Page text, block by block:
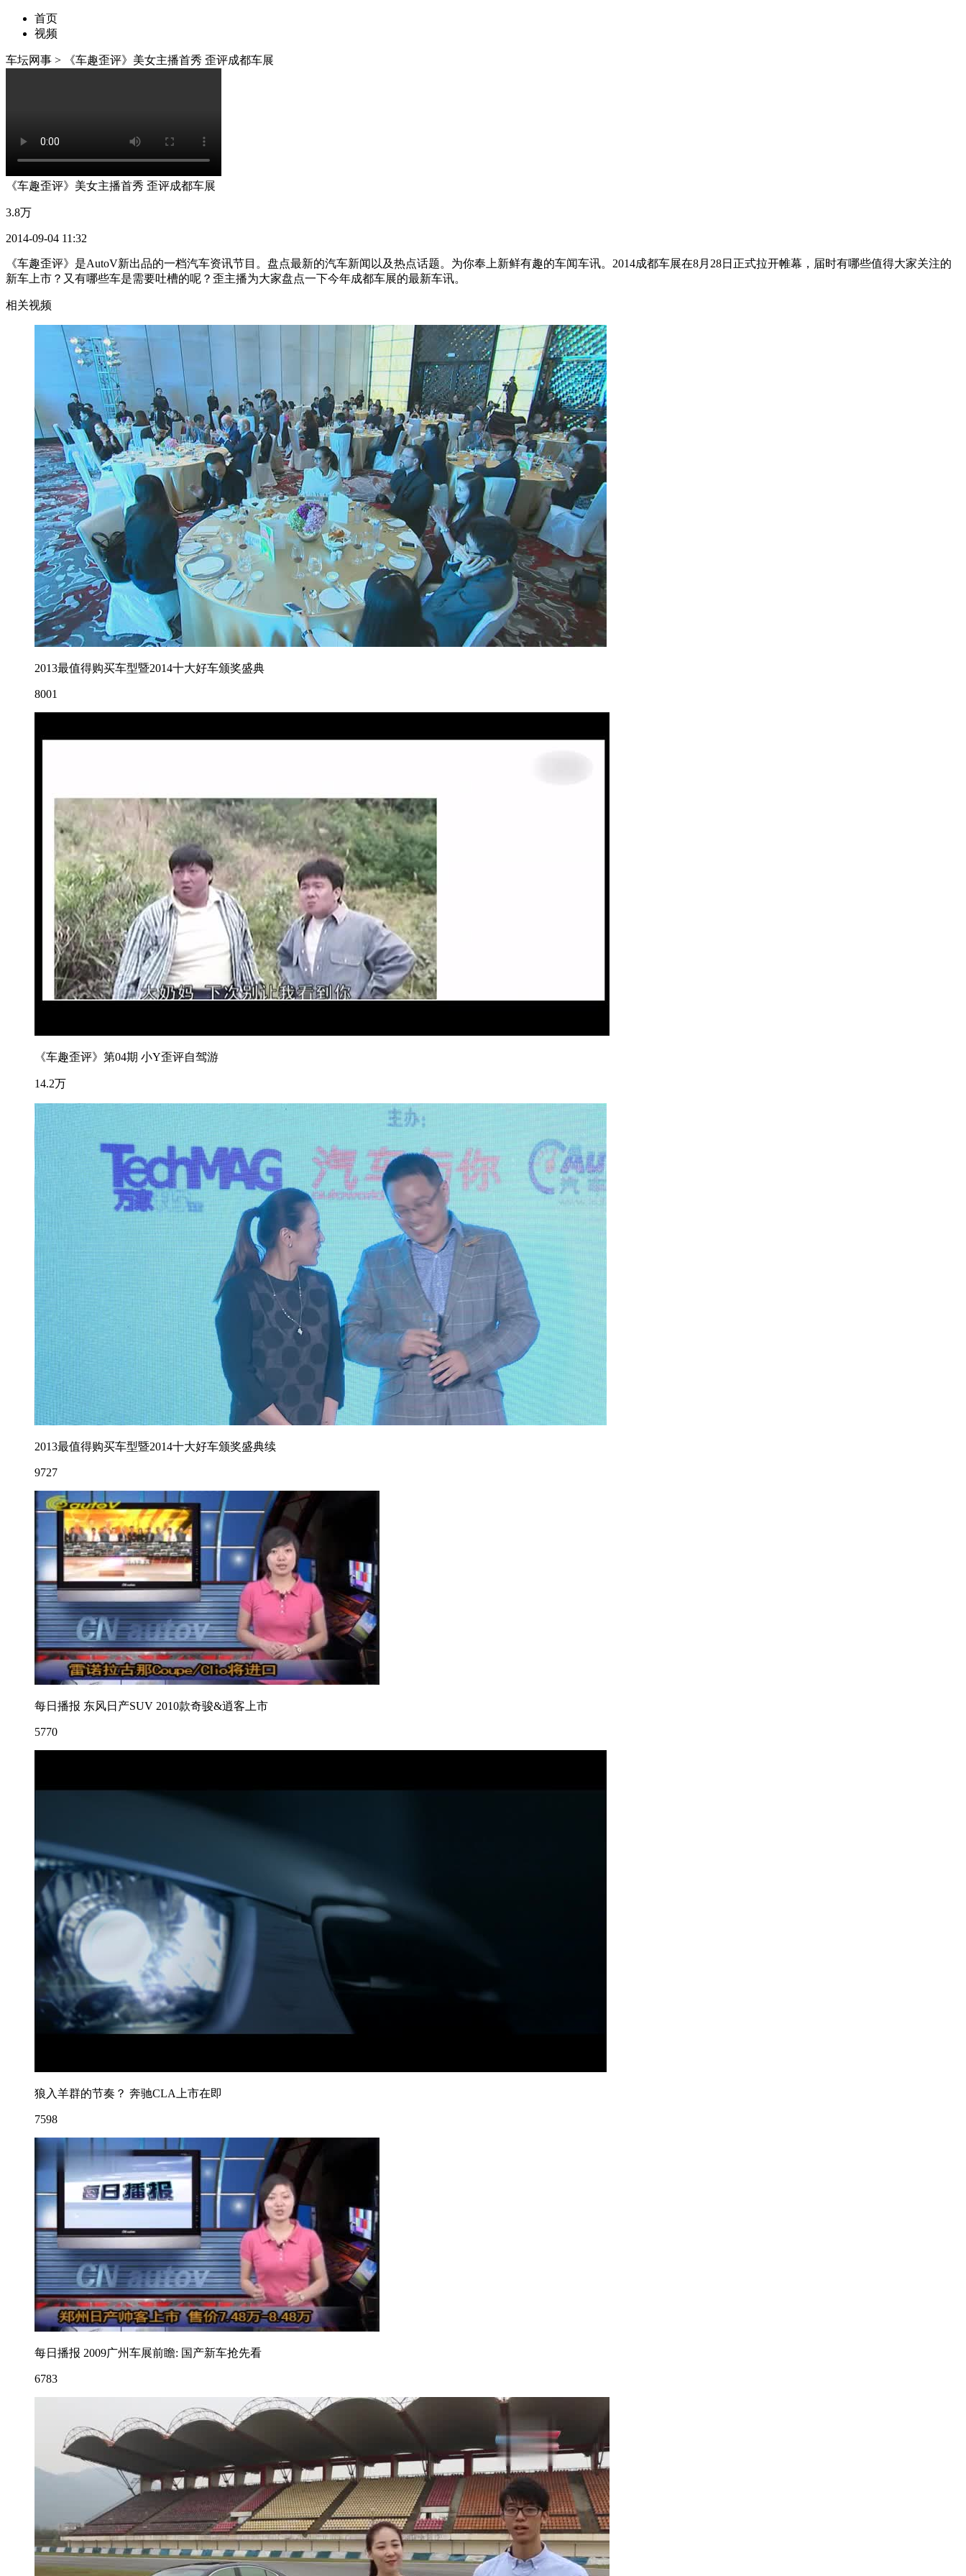
首页
视频
车坛网事 > 《车趣歪评》美女主播首秀 歪评成都车展
《车趣歪评》美女主播首秀 歪评成都车展
3.8万
2014-09-04 11:32
《车趣歪评》是AutoV新出品的一档汽车资讯节目。盘点最新的汽车新闻以及热点话题。为你奉上新鲜有趣的车闻车讯。2014成都车展在8月28日正式拉开帷幕，届时有哪些值得大家关注的
新车上市？又有哪些车是需要吐槽的呢？歪主播为大家盘点一下今年成都车展的最新车讯。
相关视频
2013最值得购买车型暨2014十大好车颁奖盛典
8001
《车趣歪评》第04期 小Y歪评自驾游
14.2万
2013最值得购买车型暨2014十大好车颁奖盛典续
9727
每日播报 东风日产SUV 2010款奇骏&逍客上市
5770
狼入羊群的节奏？ 奔驰CLA上市在即
7598
每日播报 2009广州车展前瞻: 国产新车抢先看
6783